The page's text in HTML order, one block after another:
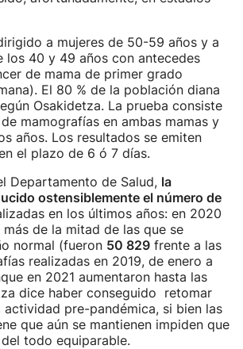
a mujeres de 50-59 años y a
los 40 y 49 años con antecedes
de mama de primer grado
El 80 % de la población diana
Osakidetza. La prueba consiste
mamografías en ambas mamas y
años. Los resultados se emiten
el plazo de 6 ó 7 días.
Departamento de Salud, la
ostensiblemente el número de
en los últimos años: en 2020
de la mitad de las que se
normal (fueron 50 829 frente a las
realizadas en 2019, de enero a
en 2021 aumentaron hasta las
dice haber conseguido retomar
pre-pandémica, si bien las
que aún se mantienen impiden que
todo equiparable.